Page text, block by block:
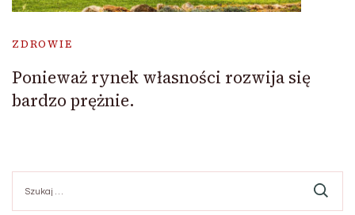
ZDROWIE
Ponieważ rynek własności rozwija się
bardzo prężnie.